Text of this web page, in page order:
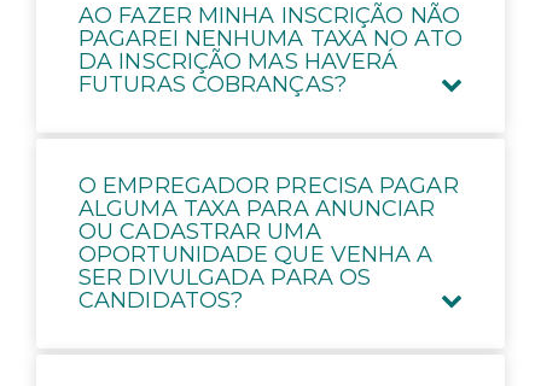
AO FAZER MINHA INSCRIÇÃO NÃO
PAGAREI NENHUMA TAXA NO ATO
DA INSCRIÇÃO MAS HAVERÁ
FUTURAS COBRANÇAS?
O EMPREGADOR PRECISA PAGAR
ALGUMA TAXA PARA ANUNCIAR
OU CADASTRAR UMA
OPORTUNIDADE QUE VENHA A
SER DIVULGADA PARA OS
CANDIDATOS?